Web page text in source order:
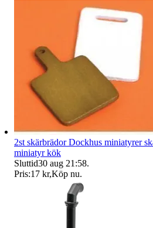
2st skärbrädor Dockhus miniatyrer
miniatyr kök
Sluttid30 aug 21:58.
Pris:17 kr,Köp nu.